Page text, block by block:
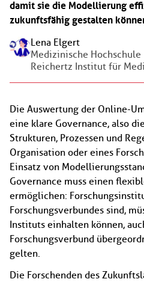
damit sie die Modellierung
zukunftsfähig gestalten
Lena Elgert
Medizinische Hochschule
Reichertz Institut für
Die Auswertung der Online-
eine klare Governance, also
Strukturen, Prozessen und
Organisation oder eines
Einsatz von
Governance muss einen
ermöglichen:
Forschungsverbundes sind,
Instituts einhalten können,
Forschungsverbund
gelten.
Die Forschenden des